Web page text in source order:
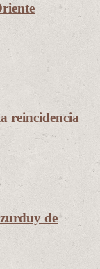
reincidencia
de